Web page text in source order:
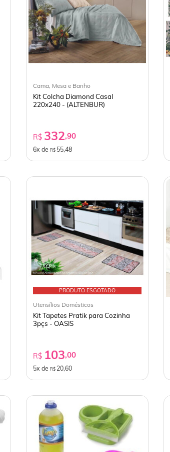
Cama, Mesa e Banho
Kit Colcha Diamond Casal
220x240 - (ALTENBUR)
R$ 332,90
6x deR$ 55,48
PRODUTO ESGOTADO
Utensílios Domésticos
Kit Tapetes Pratik para Cozinha
3pçs - OASIS
R$ 103,00
5x deR$ 20,60